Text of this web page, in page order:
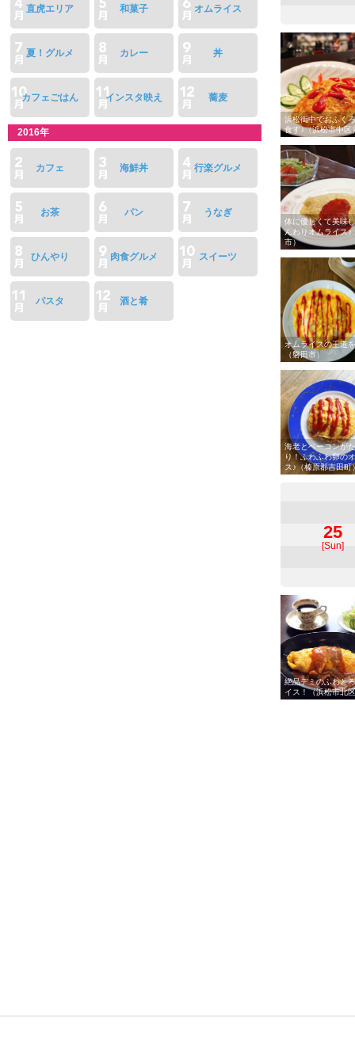
直虎エリア 和菓子 オムライス
夏！グルメ カレー 丼
カフェごはん インスタ映え 蕎麦
2016年
カフェ 海鮮丼 行楽グルメ
お茶 パン うなぎ
ひんやり 肉食グルメ スイーツ
パスタ 酒と肴
浜松街中でおふく
食す♪（浜松市中区
体に優しくて美味
んわりオムライス♪
市）
オムライスの王道
（磐田市）
海老とベーコンが
り！ふわふわ卵の
ス♪（榛原郡吉田町
25
[Sun]
絶品デミのふわと
イス！（浜松市北